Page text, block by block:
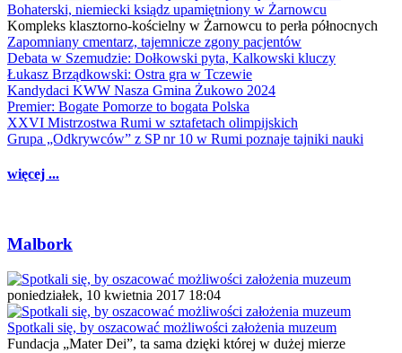
Bohaterski, niemiecki ksiądz upamiętniony w Żarnowcu
Kompleks klasztorno-kościelny w Żarnowcu to perła północnych
Zapomniany cmentarz, tajemnicze zgony pacjentów
Debata w Szemudzie: Dołkowski pyta, Kalkowski kluczy
Łukasz Brządkowski: Ostra gra w Tczewie
Kandydaci KWW Nasza Gmina Żukowo 2024
Premier: Bogate Pomorze to bogata Polska
XXVI Mistrzostwa Rumi w sztafetach olimpijskich
Grupa „Odkrywców” z SP nr 10 w Rumi poznaje tajniki nauki
więcej ...
Malbork
poniedziałek, 10 kwietnia 2017 18:04
Spotkali się, by oszacować możliwości założenia muzeum
Fundacja „Mater Dei”, ta sama dzięki której w dużej mierze